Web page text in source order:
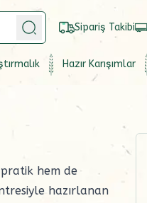
Sipariş Takibi
Hazır Karışımlar
hem de
hazırlanan